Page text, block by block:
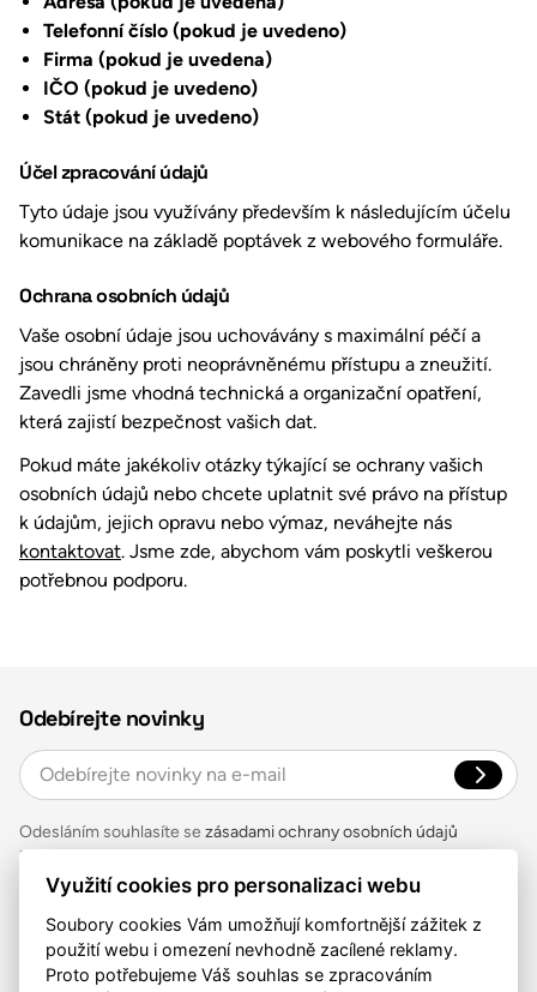
Telefonní číslo (pokud je uvedeno)
Firma (pokud je uvedena)
IČO (pokud je uvedeno)
Stát (pokud je uvedeno)
Účel zpracování údajů
Tyto údaje jsou využívány především k následujícím účelu
komunikace na základě poptávek z webového formuláře.
Ochrana osobních údajů
Vaše osobní údaje jsou uchovávány s maximální péčí a
jsou chráněny proti neoprávněnému přístupu a zneužití.
Zavedli jsme vhodná technická a organizační opatření,
která zajistí bezpečnost vašich dat.
Pokud máte jakékoliv otázky týkající se ochrany vašich
osobních údajů nebo chcete uplatnit své právo na přístup
k údajům, jejich opravu nebo výmaz, neváhejte nás
kontaktovat. Jsme zde, abychom vám poskytli veškerou
potřebnou podporu.
Odebírejte novinky
Odesláním souhlasíte se zásadami ochrany osobních údajů
Kontakt
Auctea, s.r.o.
Zelený pruh 1091/111, Praha 4
777 717 958
Využití cookies pro personalizaci webu
Soubory cookies Vám umožňují komfortnější zážitek z
použití webu i omezení nevhodně zacílené reklamy.
Proto potřebujeme Váš souhlas se zpracováním